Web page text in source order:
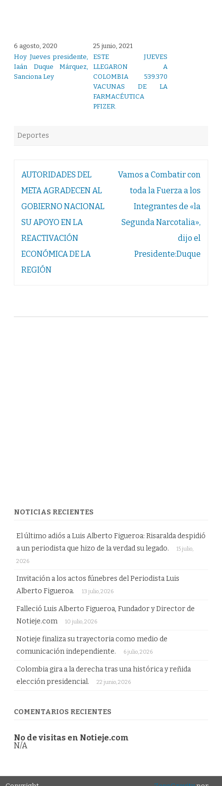
6 agosto, 2020
Hoy Jueves presidente,
Iaán Duque Márquez,
Sanciona Ley
25 junio, 2021
ESTE JUEVES
LLEGARON A
COLOMBIA 539.370
VACUNAS DE LA
FARMACÉUTICA
PFIZER.
Deportes
Navegación
de
entradas
AUTORIDADES DEL
META AGRADECEN AL
GOBIERNO NACIONAL
SU APOYO EN LA
REACTIVACIÓN
ECONÓMICA DE LA
REGIÓN
Vamos a Combatir con
toda la Fuerza a los
Integrantes de «la
Segunda Narcotalia»,
dijo el
Presidente:Duque
NOTICIAS RECIENTES
El último adiós a Luis Alberto Figueroa: Risaralda despidió
a un periodista que hizo de la verdad su legado.
15 julio,
2026
Invitación a los actos fúnebres del Periodista Luis
Alberto Figueroa.
13 julio, 2026
Falleció Luis Alberto Figueroa, Fundador y Director de
Notieje.com
10 julio, 2026
Notieje finaliza su trayectoria como medio de
comunicación independiente.
6 julio, 2026
Colombia gira a la derecha tras una histórica y reñida
elección presidencial.
22 junio, 2026
COMENTARIOS RECIENTES
No de visitas en Notieje.com
N/A